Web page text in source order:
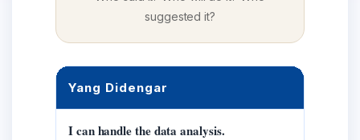
suggested it?
Yang Didengar
I can handle the data analysis.